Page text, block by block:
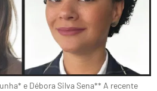
e Débora Silva Sena** A recente